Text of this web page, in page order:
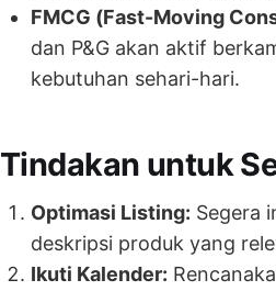
FMCG (Fast-Moving
dan P&G akan aktif
kebutuhan sehari-hari.
Tindakan untuk
Optimasi Listing: Segera
deskripsi produk yang
Ikuti Kalender: